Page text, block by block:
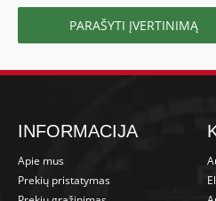
PARAŠYTI ĮVERTINIMĄ
INFORMACIJA
Apie mus
Prekių pristatymas